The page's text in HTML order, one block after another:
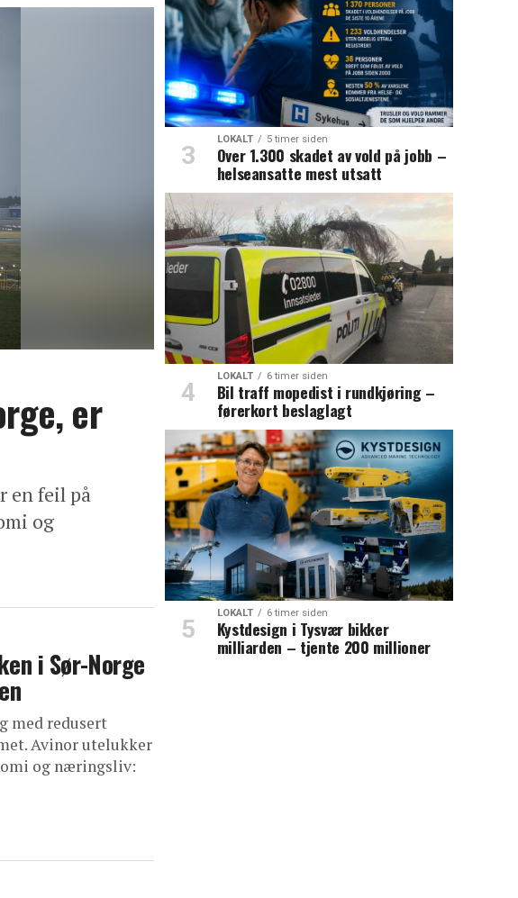
er
en feil på
og
i Sør-Norge
med redusert
Avinor utelukker
og næringsliv:
LOKALT 5 timer siden
Over 1.300 skadet av vold på jobb –
helseansatte mest utsatt
LOKALT 6 timer siden
Bil traff mopedist i rundkjøring –
førerkort beslaglagt
LOKALT 6 timer siden
Kystdesign i Tysvær bikker
milliarden – tjente 200 millioner